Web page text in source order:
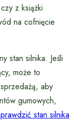
z książki
na cofnięcie
stan silnika. Jeśli
może to
aby
gumowych,
stan silnika